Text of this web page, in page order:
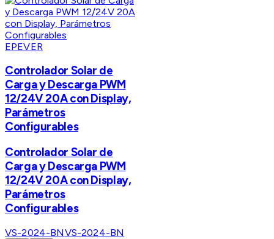
EPEVER
Controlador Solar de
Carga y Descarga PWM
12/24V 20A con Display,
Parámetros
Configurables
Controlador Solar de
Carga y Descarga PWM
12/24V 20A con Display,
Parámetros
Configurables
VS-2024-BNVS-2024-BN